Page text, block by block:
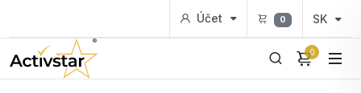
Účet 0 SK
0